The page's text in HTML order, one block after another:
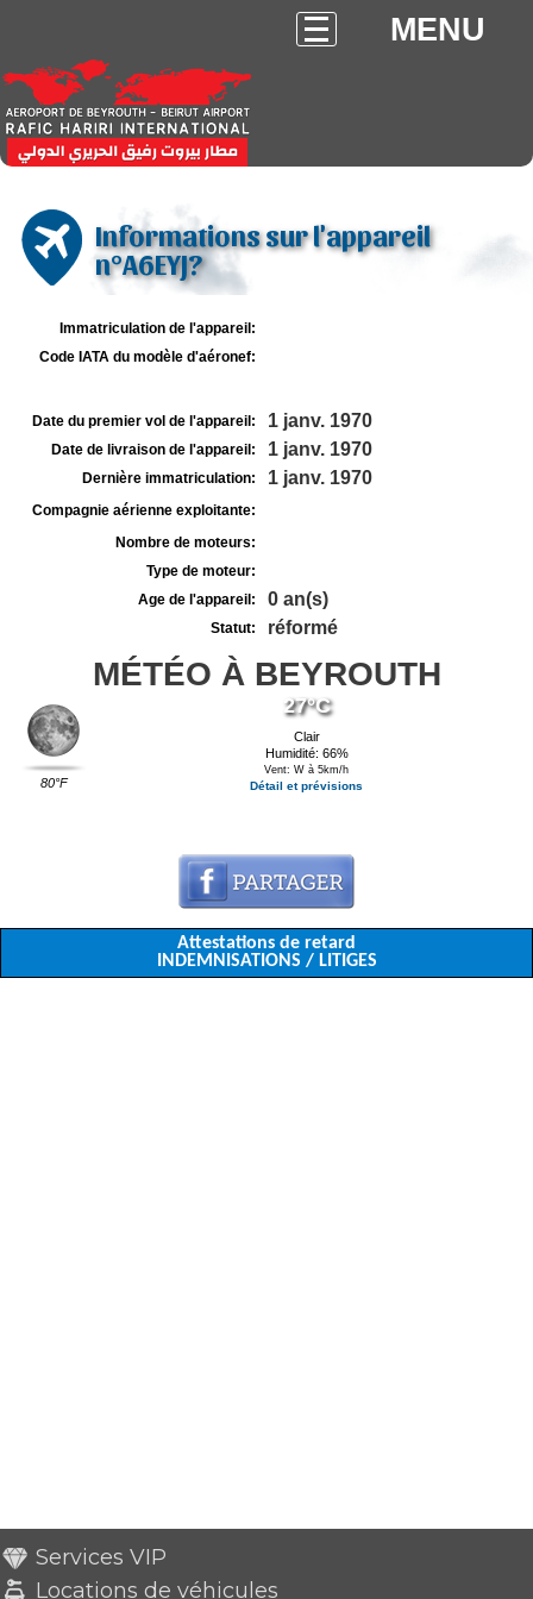
MENU
Informations sur l'appareil
n°A6EYJ?
Immatriculation de l'appareil:
Code IATA du modèle d'aéronef:
Date du premier vol de l'appareil: 1 janv. 1970
Date de livraison de l'appareil: 1 janv. 1970
Dernière immatriculation: 1 janv. 1970
Compagnie aérienne exploitante:
Nombre de moteurs:
Type de moteur:
Age de l'appareil:
0 an(s)
Statut: réformé
MÉTÉO À BEYROUTH
80°F
27°C
Clair
Humidité: 66%
Vent: W à 5km/h
Détail et prévisions
Attestations de retard
INDEMNISATIONS / LITIGES
Services VIP
Locations de véhicules